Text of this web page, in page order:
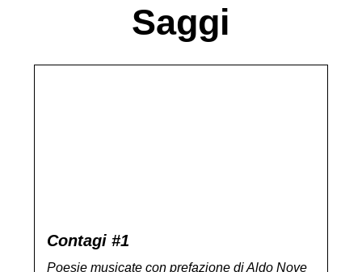
Saggi
Contagi #1
Poesie musicate con prefazione di Aldo Nove